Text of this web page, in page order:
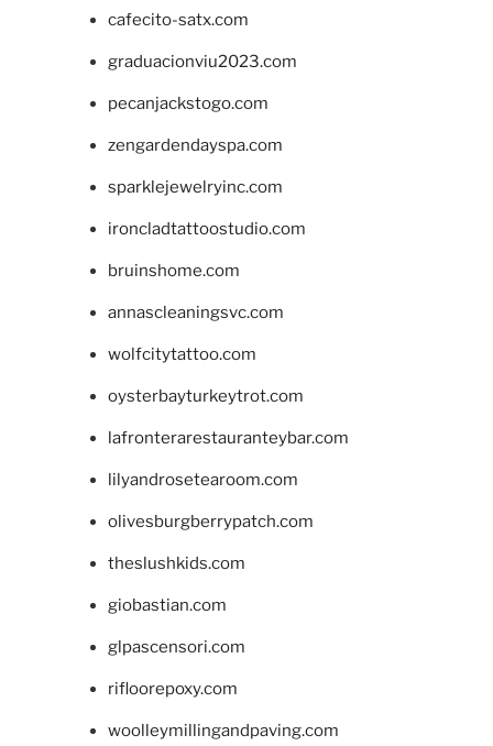
cafecito-satx.com
graduacionviu2023.com
pecanjackstogo.com
zengardendayspa.com
sparklejewelryinc.com
ironcladtattoostudio.com
bruinshome.com
annascleaningsvc.com
wolfcitytattoo.com
oysterbayturkeytrot.com
lafronterarestauranteybar.com
lilyandrosetearoom.com
olivesburgberrypatch.com
theslushkids.com
giobastian.com
glpascensori.com
rifloorepoxy.com
woolleymillingandpaving.com